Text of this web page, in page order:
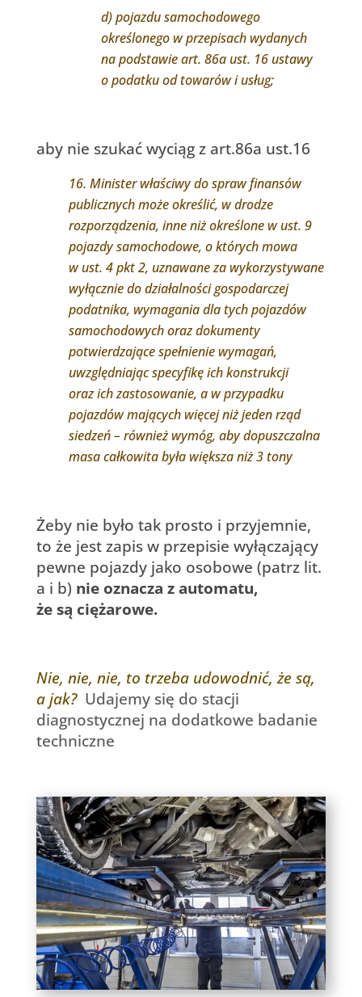
d) pojazdu samochodowego
określonego w przepisach wydanych
na podstawie art. 86a ust. 16 ustawy
o podatku od towarów i usług;
aby nie szukać wyciąg z art.86a ust.16
16. Minister właściwy do spraw finansów
publicznych może określić, w drodze
rozporządzenia, inne niż określone w ust. 9
pojazdy samochodowe, o których mowa
w ust. 4 pkt 2, uznawane za wykorzystywane
wyłącznie do działalności gospodarczej
podatnika, wymagania dla tych pojazdów
samochodowych oraz dokumenty
potwierdzające spełnienie wymagań,
uwzględniając specyfikę ich konstrukcji
oraz ich zastosowanie, a w przypadku
pojazdów mających więcej niż jeden rząd
siedzeń – również wymóg, aby dopuszczalna
masa całkowita była większa niż 3 tony
Żeby nie było tak prosto i przyjemnie,
to że jest zapis w przepisie wyłączający
pewne pojazdy jako osobowe (patrz lit.
a i b) nie oznacza z automatu,
że są ciężarowe.
Nie, nie, nie, to trzeba udowodnić, że są,
a jak? Udajemy się do stacji
diagnostycznej na dodatkowe badanie
techniczne